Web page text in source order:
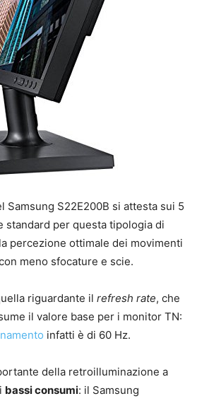
Samsung S22E200B si attesta sui 5
standard per questa tipologia di
percezione ottimale dei movimenti
meno sfocature e scie.
riguardante il refresh rate, che
il valore base per i monitor TN:
infatti è di 60 Hz.
della retroilluminazione a
bassi consumi: il Samsung